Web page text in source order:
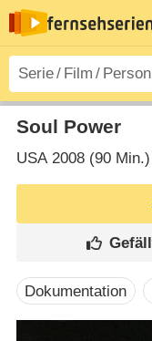
Soul Power
USA2008 (90 Min.)
Dokumentation